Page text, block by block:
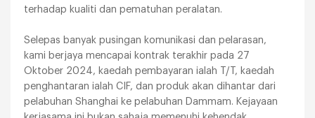
terhadap kualiti dan pematuhan peralatan.
Selepas banyak pusingan komunikasi dan pelarasan,
kami berjaya mencapai kontrak terakhir pada 27
Oktober 2024, kaedah pembayaran ialah T/T, kaedah
penghantaran ialah CIF, dan produk akan dihantar dari
pelabuhan Shanghai ke pelabuhan Dammam. Kejayaan